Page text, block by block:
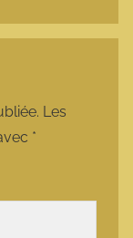
Les
*